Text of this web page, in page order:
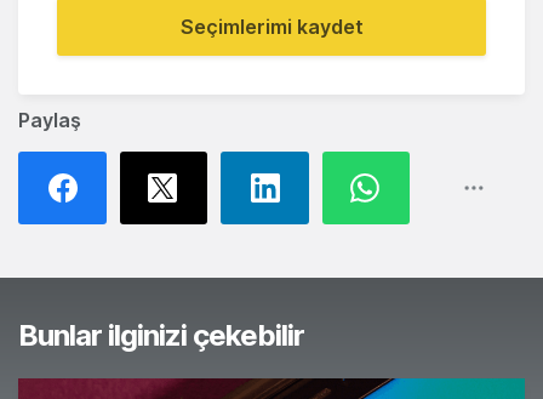
Paylaş
Seçimlerimi kaydet
Bunlar ilginizi çekebilir